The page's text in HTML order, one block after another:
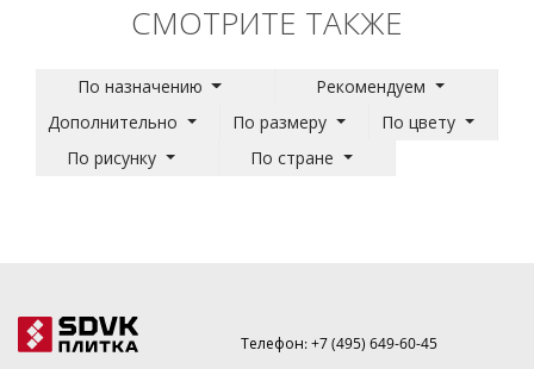
СМОТРИТЕ ТАКЖЕ
По назначению
Рекомендуем
Дополнительно
По размеру
По цвету
По рисунку
По стране
Телефон:+7 (495) 649-60-45